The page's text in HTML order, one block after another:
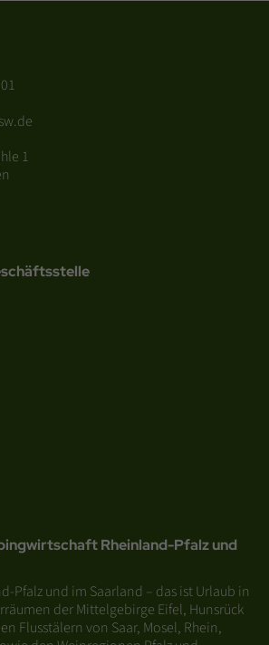
0 7 2 3 9 0 0 0 1
sw.de
1
Rheinland-Pfalz und
Pfalz und im Saarland – das ist Urlaub in
der Mittelgebirge Eifel, Hunsrück
Flusstälern von Saar, Mosel, Rhein,